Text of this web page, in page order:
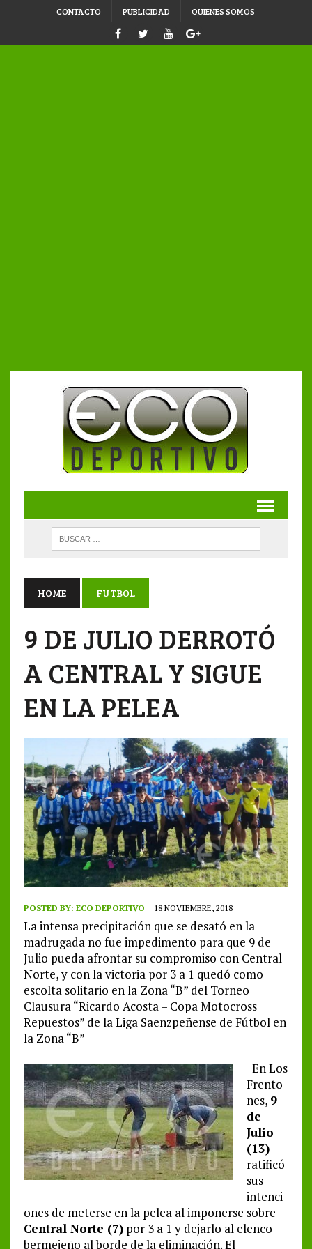
CONTACTO PUBLICIDAD QUIENES SOMOS
HOME FUTBOL
9 DE JULIO DERROTÓ
A CENTRAL Y SIGUE
EN LA PELEA
POSTED BY: ECO DEPORTIVO 18 NOVIEMBRE, 2018
La intensa precipitación que se desató en la
madrugada no fue impedimento para que 9 de
Julio pueda afrontar su compromiso con Central
Norte, y con la victoria por 3 a 1 quedó como
escolta solitario en la Zona “B” del Torneo
Clausura “Ricardo Acosta – Copa Motocross
Repuestos” de la Liga Saenzpeñense de Fútbol en
la Zona “B”
En Los
Frento
nes, 9
de
Julio
(13)
ratificó
sus
intenci
ones de meterse en la pelea al imponerse sobre
Central Norte (7)por 3 a 1 y dejarlo al elenco
bermejeño al borde de la eliminación. El